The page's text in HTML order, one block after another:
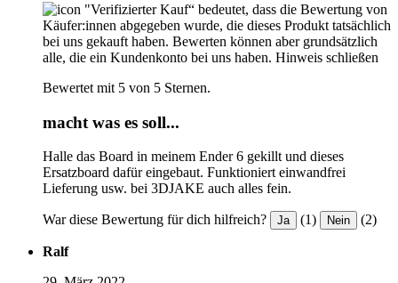
"Verifizierter Kauf“ bedeutet, dass die Bewertung von
Käufer:innen abgegeben wurde, die dieses Produkt tatsächlich
bei uns gekauft haben. Bewerten können aber grundsätzlich
alle, die ein Kundenkonto bei uns haben. Hinweis schließen
Bewertet mit 5 von 5 Sternen.
macht was es soll...
Halle das Board in meinem Ender 6 gekillt und dieses
Ersatzboard dafür eingebaut. Funktioniert einwandfrei
Lieferung usw. bei 3DJAKE auch alles fein.
War diese Bewertung für dich hilfreich? Ja (1) Nein (2)
Ralf